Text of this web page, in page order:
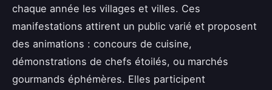
chaque année les villages et villes. Ces
manifestations attirent un public varié et proposent
des animations : concours de cuisine,
démonstrations de chefs étoilés, ou marchés
gourmands éphémères. Elles participent